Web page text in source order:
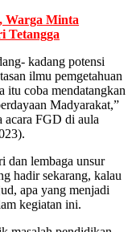
Warga Minta
Tetangga
kadang potensi
ilmu pemgetahuan
itu coba mendatangkan
Madyarakat,”
FGD di aula
dan lembaga unsur
hadir sekarang, kalau
apa yang menjadi
kegiatan ini.